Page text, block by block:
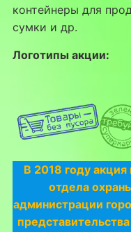
контейнеры для
сумки и др.
Логотипы акции:
В 2018 году
отдела
администрации